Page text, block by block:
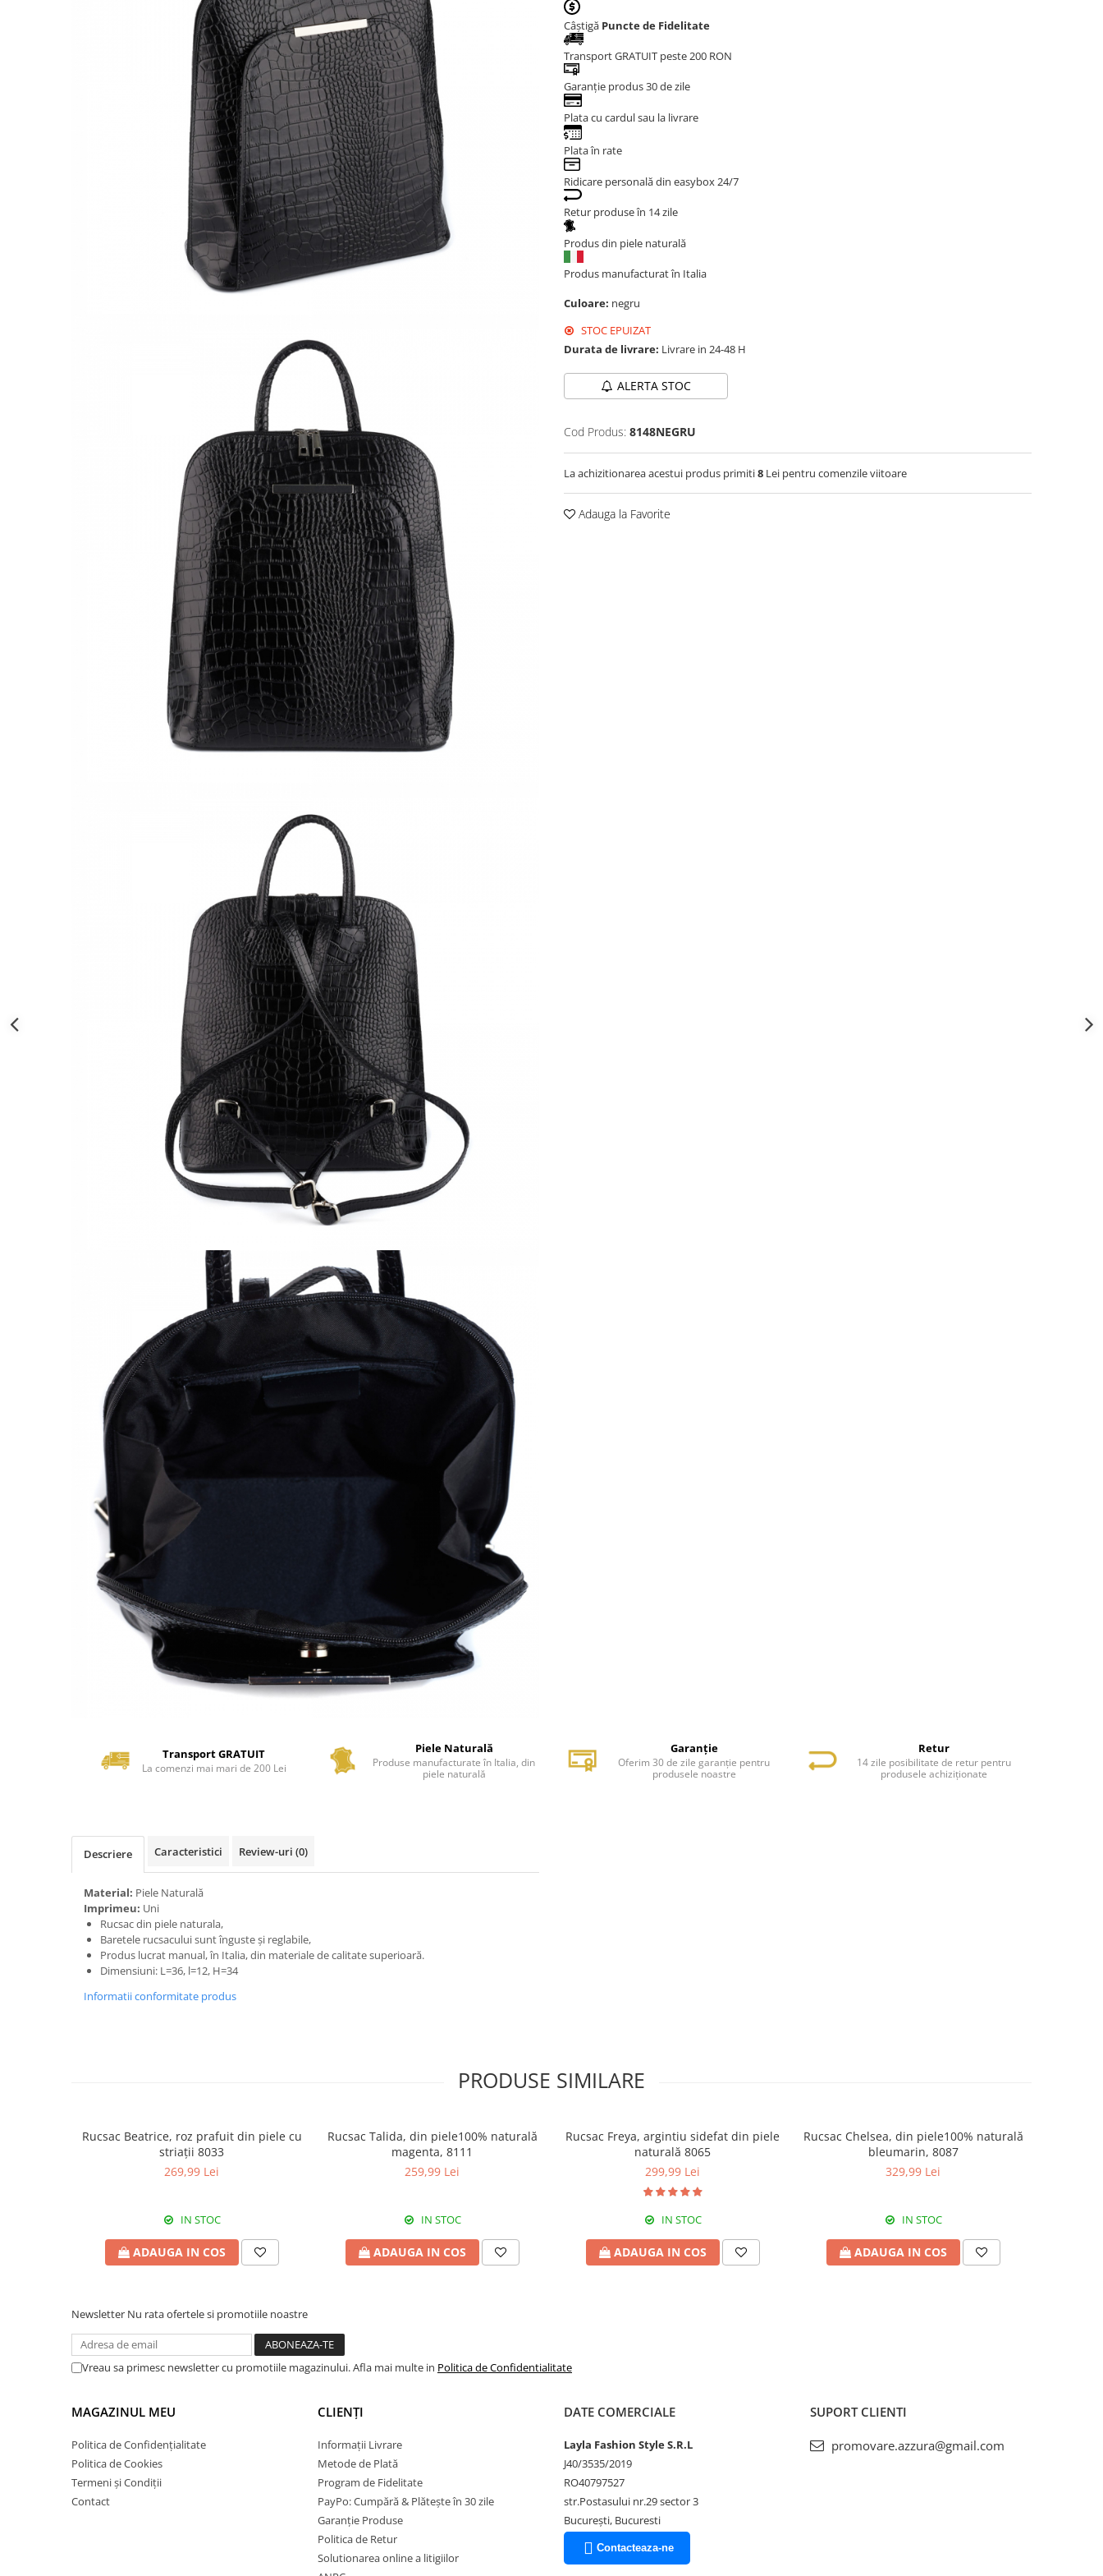
Câștigă Puncte de Fidelitate
Transport GRATUIT peste 200 RON
Garanție produs 30 de zile
Plata cu cardul sau la livrare
Plata în rate
Ridicare personală din easybox 24/7
Retur produse în 14 zile
Produs din piele naturală
Produs manufacturat în Italia
Culoare: negru
STOC EPUIZAT
Durata de livrare: Livrare in 24-48 H
ALERTA STOC
Cod Produs: 8148NEGRU
La achizitionarea acestui produs primiti8 Lei pentru comenzile viitoare
Adauga la Favorite
Transport GRATUIT
La comenzi mai mari de 200 Lei
Piele Naturală
Produse manufacturate în Italia, din
piele naturală
Garanție
Oferim 30 de zile garanție pentru
produsele noastre
Retur
14 zile posibilitate de retur pentru
produsele achiziționate
Descriere Caracteristici Review-uri (0)
Material: Piele Naturală
Imprimeu: Uni
Rucsac din piele naturala,
Baretele rucsacului sunt înguste și reglabile,
Produs lucrat manual, în Italia, din materiale de calitate superioară.
Dimensiuni: L=36, l=12, H=34
Informatii conformitate produs
PRODUSE SIMILARE
Rucsac Beatrice, roz prafuit din piele cu
striații 8033
269,99 Lei
IN STOC
ADAUGA IN COS
Rucsac Talida, din piele100% naturală
magenta, 8111
259,99 Lei
IN STOC
ADAUGA IN COS
Rucsac Freya, argintiu sidefat din piele
naturală 8065
299,99 Lei
IN STOC
ADAUGA IN COS
Rucsac Chelsea, din piele100% naturală
bleumarin, 8087
329,99 Lei
IN STOC
ADAUGA IN COS
Newsletter Nu rata ofertele si promotiile noastre
Vreau sa primesc newsletter cu promotiile magazinului. Afla mai multe in Politica de Confidentialitate
MAGAZINUL MEU
Politica de Confidențialitate
Politica de Cookies
Termeni și Condiții
Contact
CLIENȚI
Informații Livrare
Metode de Plată
Program de Fidelitate
PayPo: Cumpără & Plătește în 30 zile
Garanție Produse
Politica de Retur
Solutionarea online a litigiilor
DATE COMERCIALE
Layla Fashion Style S.R.L
J40/3535/2019
RO40797527
str.Postasului nr.29 sector 3
București, Bucuresti
Contacteaza-ne
SUPORT CLIENTI
promovare.azzura@gmail.com